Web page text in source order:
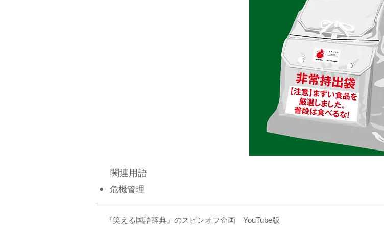
関連用語
危機管理
『笑える国語辞典』のスピンオフ企画 YouTube版